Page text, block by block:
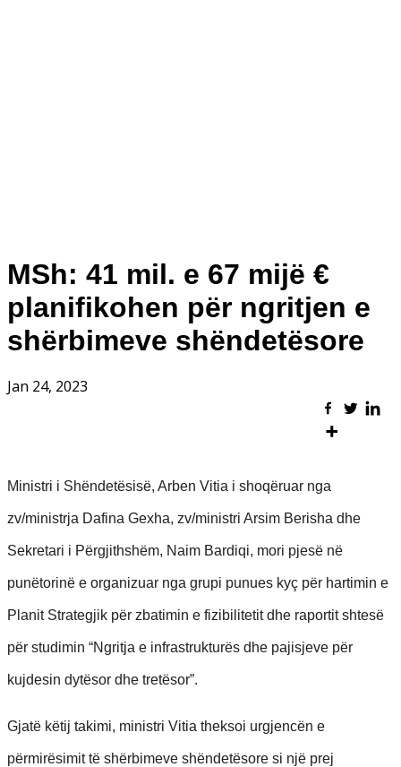
MSh: 41 mil. e 67 mijë €
planifikohen për ngritjen e
shërbimeve shëndetësore
Jan 24, 2023
Ministri i Shëndetësisë, Arben Vitia i shoqëruar nga
zv/ministrja Dafina Gexha, zv/ministri Arsim Berisha dhe
Sekretari i Përgjithshëm, Naim Bardiqi, mori pjesë në
punëtorinë e organizuar nga grupi punues kyç për hartimin e
Planit Strategjik për zbatimin e fizibilitetit dhe raportit shtesë
për studimin “Ngritja e infrastrukturës dhe pajisjeve për
kujdesin dytësor dhe tretësor”.
Gjatë këtij takimi, ministri Vitia theksoi urgjencën e
përmirësimit të shërbimeve shëndetësore si një prej